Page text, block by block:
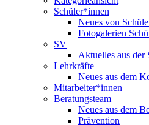
Schüler*innen
Neues von
Fotogalerien
SV
Aktuelles aus der
Lehrkräfte
Neues aus dem
Mitarbeiter*innen
Beratungsteam
Neues aus dem
Prävention